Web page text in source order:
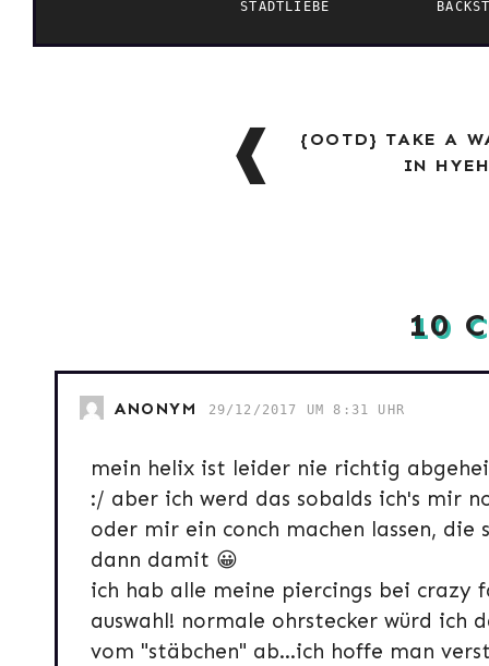
STADTLIEBE
{OOTD} TAKE A
IN
10
ANONYM 29/12/2017 UM 8:31 UHR
mein helix ist leider nie richtig
:/ aber ich werd das sobalds ich's mir
oder mir ein conch machen lassen,
dann damit 😀
ich hab alle meine piercings bei crazy
auswahl! normale ohrstecker würd ich
vom "stäbchen" ab…ich hoffe man